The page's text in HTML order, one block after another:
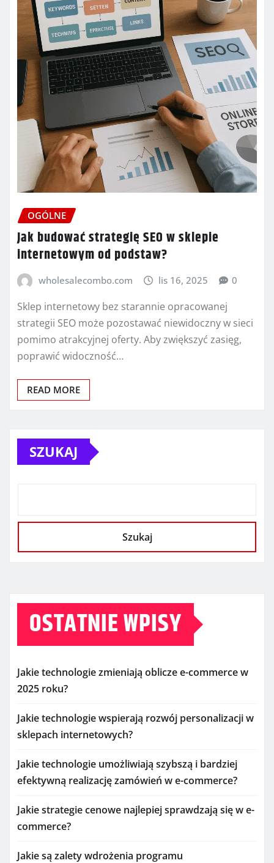
OGÓLNE
Jak budować strategię SEO w sklepie
internetowym od podstaw?
wholesalecombo.com lis 16, 2025 0
Sklep internetowy bez starannie opracowanej
strategii SEO może pozostawać niewidoczny w sieci
pomimo atrakcyjnej oferty. Aby zwiększyć zasięg,
poprawić widoczność…
READ MORE
SZUKAJ
Szukaj
OSTATNIE WPISY
Jakie technologie zmieniają oblicze e-commerce w
2025 roku?
Jakie technologie wspierają rozwój personalizacji w
sklepach internetowych?
Jakie technologie umożliwiają szybszą i bardziej
efektywną realizację zamówień w e-commerce?
Jakie strategie cenowe najlepiej sprawdzają się w e-
commerce?
Jakie są zalety wdrożenia programu